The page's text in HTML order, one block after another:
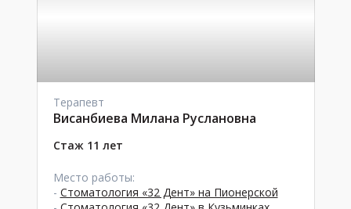
Терапевт
Висанбиева Милана Руслановна
Стаж 11 лет
Место работы:
- Стоматология «32 Дент» на Пионерской